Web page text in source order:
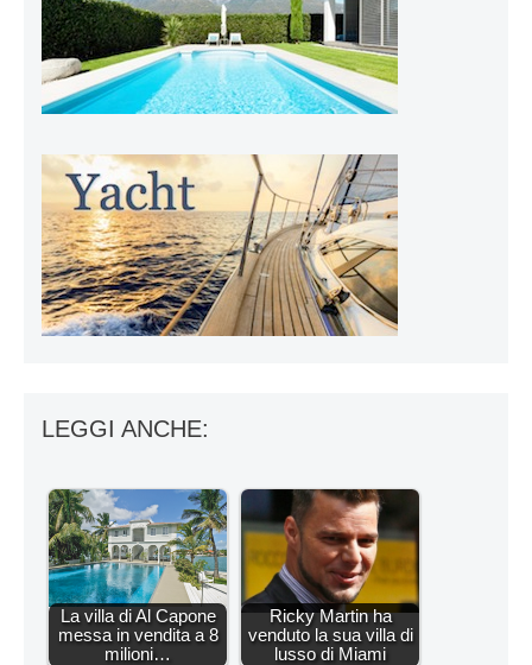
LEGGI ANCHE:
La villa di Al Capone
messa in vendita a 8
milioni…
Ricky Martin ha
venduto la sua villa di
lusso di Miami